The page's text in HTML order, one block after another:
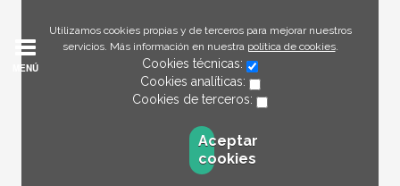
Utilizamos cookies propias y de terceros para mejorar nuestros
servicios. Más información en nuestra política de cookies.
Cookies técnicas:
Cookies analíticas:
Cookies de terceros:
Aceptar
cookies
MENÚ